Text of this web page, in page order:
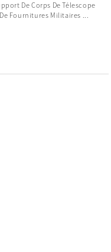
De Corps De Télescope
De Fournitures Militaires ...